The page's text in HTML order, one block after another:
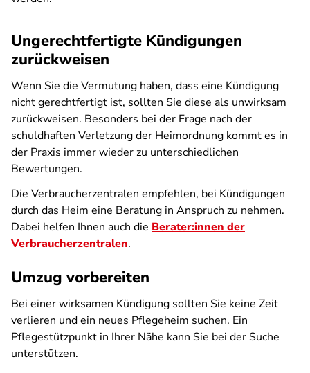
Ungerechtfertigte Kündigungen
zurückweisen
Wenn Sie die Vermutung haben, dass eine Kündigung
nicht gerechtfertigt ist, sollten Sie diese als unwirksam
zurückweisen. Besonders bei der Frage nach der
schuldhaften Verletzung der Heimordnung kommt es in
der Praxis immer wieder zu unterschiedlichen
Bewertungen.
Die Verbraucherzentralen empfehlen, bei Kündigungen
durch das Heim eine Beratung in Anspruch zu nehmen.
Dabei helfen Ihnen auch die Berater:innen der
Verbraucherzentralen.
Umzug vorbereiten
Bei einer wirksamen Kündigung sollten Sie keine Zeit
verlieren und ein neues Pflegeheim suchen. Ein
Pflegestützpunkt in Ihrer Nähe kann Sie bei der Suche
unterstützen.